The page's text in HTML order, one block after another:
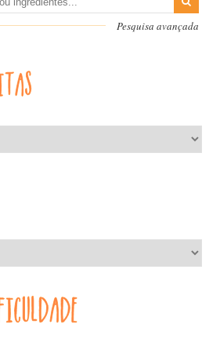
Pesquisa avançada